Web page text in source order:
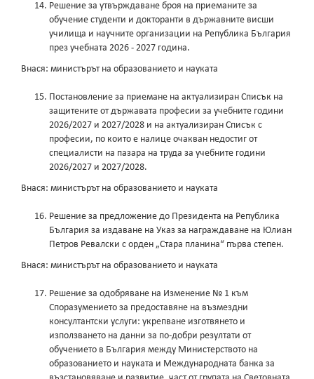
Решение за утвърждаване броя на приеманите за
обучение студенти и докторанти в държавните висши
училища и научните организации на Република България
през учебната 2026 - 2027 година.
Внася: министърът на образованието и науката
Постановление за приемане на актуализиран Списък на
защитените от държавата професии за учебните години
2026/2027 и 2027/2028 и на актуализиран Списък с
професии, по които е налице очакван недостиг от
специалисти на пазара на труда за учебните години
2026/2027 и 2027/2028.
Внася: министърът на образованието и науката
Решение за предложение до Президента на Република
България за издаване на Указ за награждаване на Юлиан
Петров Ревалски с орден „Стара планина“ първа степен.
Внася: министърът на образованието и науката
Решение за одобряване на Изменение № 1 към
Споразумението за предоставяне на възмездни
консултантски услуги: укрепване изготвянето и
използването на данни за по-добри резултати от
обучението в България между Министерството на
образованието и науката и Международната банка за